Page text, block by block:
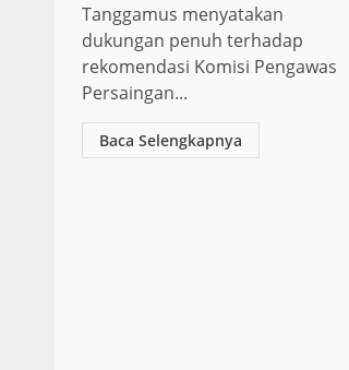
Tanggamus menyatakan
dukungan penuh terhadap
rekomendasi Komisi Pengawas
Persaingan...
Baca Selengkapnya